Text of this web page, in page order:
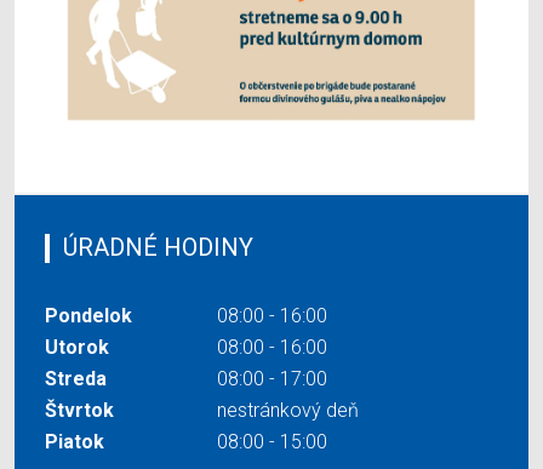
ÚRADNÉ HODINY
Pondelok
08:00 - 16:00
Utorok
08:00 - 16:00
Streda
08:00 - 17:00
Štvrtok
nestránkový deň
Piatok
08:00 - 15:00